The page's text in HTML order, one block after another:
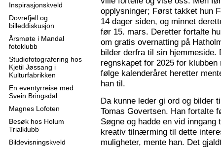
Inspirasjonskveld
Dovrefjell og
billeddiskusjon
Årsmøte i Mandal
fotoklubb
Studiofotografering hos
Kjetil Jøssang i
Kulturfabrikken
En eventyrreise med
Svein Bringsdal
Magnes Lofoten
Besøk hos Holum
Trialklubb
Bildevisningskveld
opplysninger; Først takket hun
14 dager siden, og minnet
før 15. mars. Deretter fortalte
om gratis overnatting på
bilder derfra til sin hjemmeside.
regnskapet for 2025 for
følge kalenderåret heretter
han til.
Da kunne leder gi ord og bilder
Tomas Govertsen. Han fortalte
Søgne og hadde en vid
kreativ tilnærming til dette
muligheter, mente han. Det